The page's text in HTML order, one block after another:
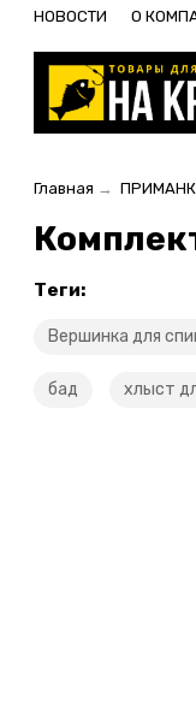
НОВОСТИ О
Главная →
Теги:
Вершинка для
бад хлыст